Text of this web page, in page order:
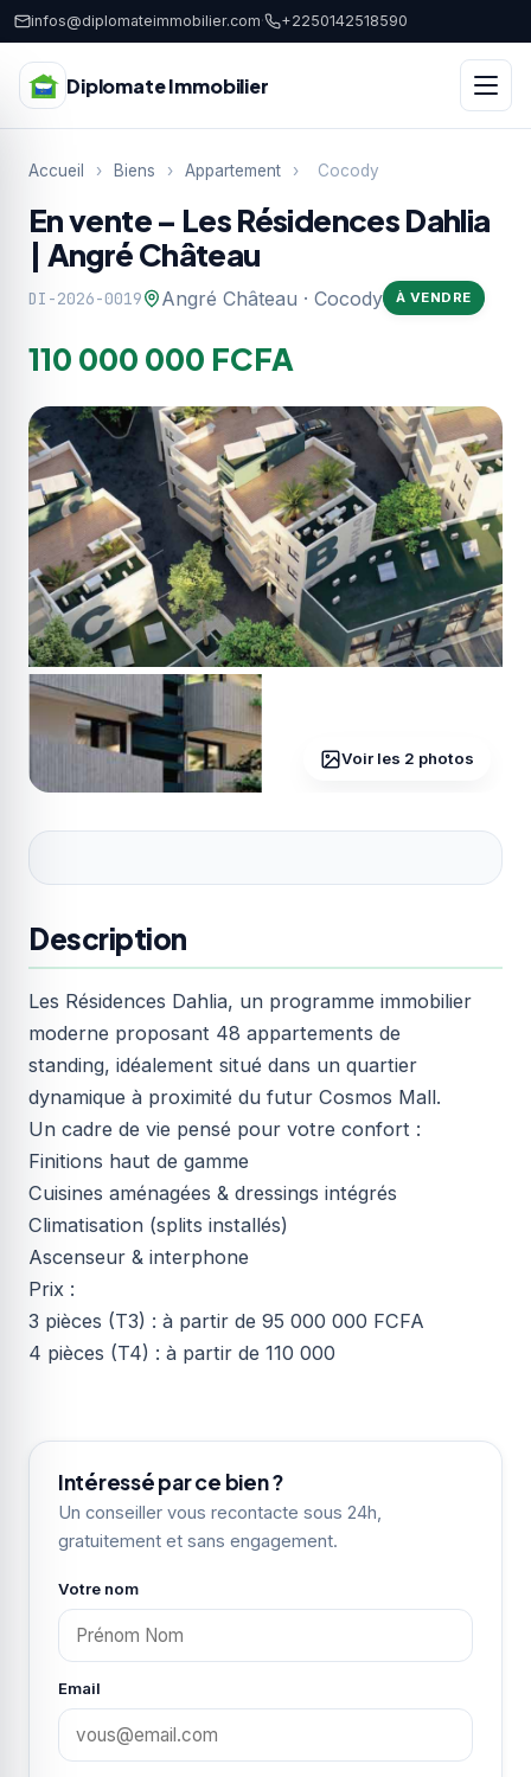
infos@diplomateimmobilier.com· +2250142518590
Diplomate Immobilier
Accueil › Biens › Appartement › Cocody
En vente – Les Résidences Dahlia
| Angré Château
DI-2026-0019 Angré Château · Cocody À VENDRE
110 000 000 FCFA
Voir les 2 photos
Description
Les Résidences Dahlia, un programme immobilier
moderne proposant 48 appartements de
standing, idéalement situé dans un quartier
dynamique à proximité du futur Cosmos Mall.
Un cadre de vie pensé pour votre confort :
Finitions haut de gamme
Cuisines aménagées & dressings intégrés
Climatisation (splits installés)
Ascenseur & interphone
Prix :
3 pièces (T3) : à partir de 95 000 000 FCFA
4 pièces (T4) : à partir de 110 000
Intéressé par ce bien ?
Un conseiller vous recontacte sous 24h,
gratuitement et sans engagement.
Votre nom
Email